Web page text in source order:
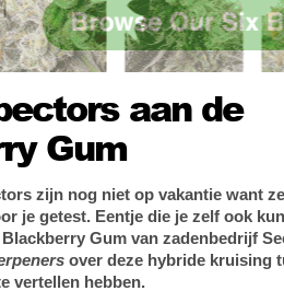
aan de
Gum
zijn nog niet op vakantie want
je getest. Eentje die je zelf ook
Gum van zadenbedrijf
over deze hybride kruising
vertellen hebben.